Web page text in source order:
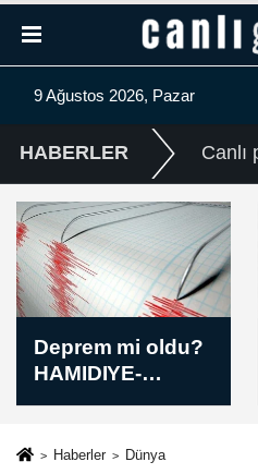
9 Ağustos 2026, Pazar
HABERLER Canlı
İsrail'in Gazze'de
kısmi çekilme ve
çok uluslu güç
seçeneğini
Haberler Dünya